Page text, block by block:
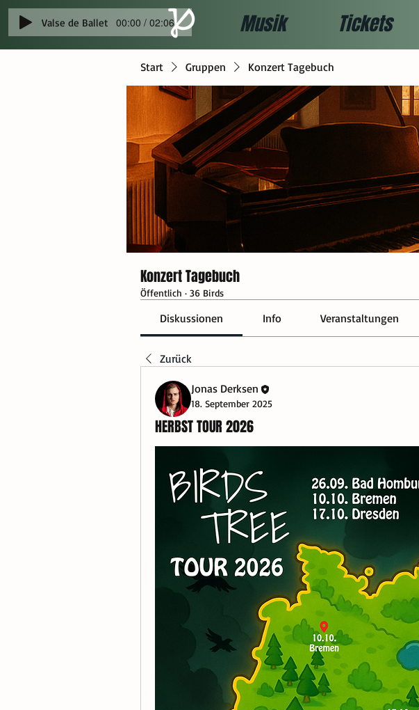
Valse de Ballet 00:00 / 02:06 Musik Tickets
Start Gruppen Konzert Tagebuch
Konzert Tagebuch
Öffentlich · 36 Birds
Diskussionen Info Veranstaltungen
Zurück
Jonas Derksen
18. September 2025
HERBST TOUR 2026